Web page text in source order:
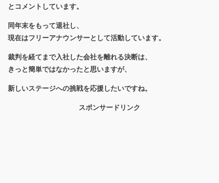
とコメントしています。
同年末をもって退社し、
現在はフリーアナウンサーとして活動しています。
裁判を経てまで入社した会社を離れる決断は、
きっと簡単ではなかったと思いますが、
新しいステージへの挑戦を応援したいですね。
スポンサードリンク